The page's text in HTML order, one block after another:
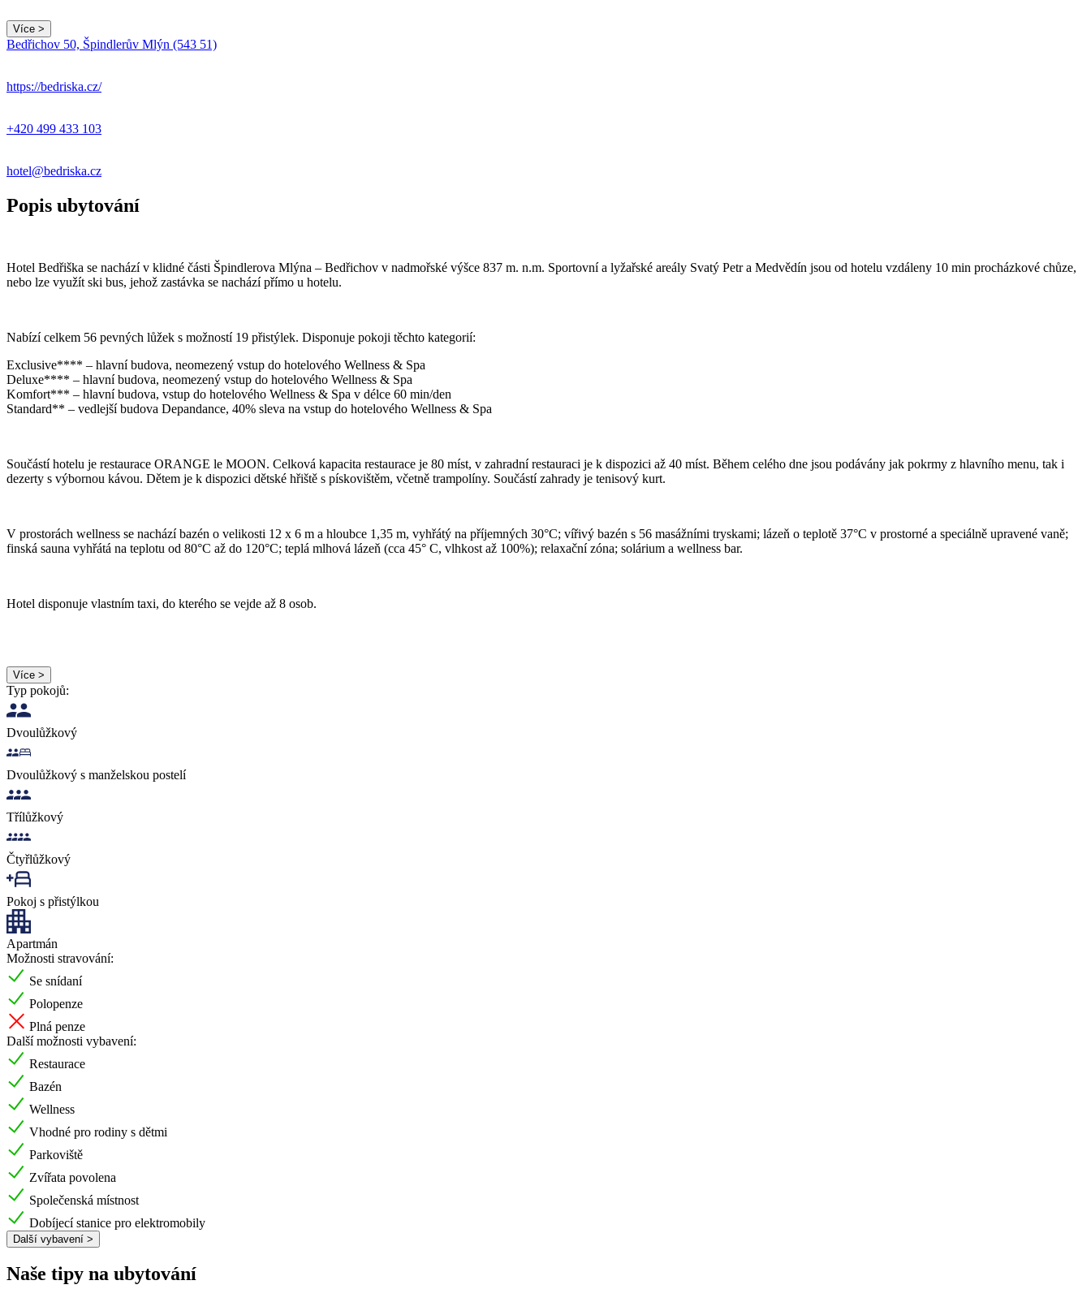
Více >
−
Bedřichov 50, Špindlerův Mlýn (543 51)
https://bedriska.cz/
+420 499 433 103
hotel@bedriska.cz
Popis ubytování
Hotel Bedřiška se nachází v klidné části Špindlerova Mlýna – Bedřichov v nadmořské výšce 837 m. n.m. Sportovní a lyžařské areály Svatý Petr a Medvědín jsou od hotelu vzdáleny 10 min procházkové chůze,
nebo lze využít ski bus, jehož zastávka se nachází přímo u hotelu.
Nabízí celkem 56 pevných lůžek s možností 19 přistýlek. Disponuje pokoji těchto kategorií:
Exclusive**** – hlavní budova, neomezený vstup do hotelového Wellness & Spa
Deluxe**** – hlavní budova, neomezený vstup do hotelového Wellness & Spa
Komfort*** – hlavní budova, vstup do hotelového Wellness & Spa v délce 60 min/den
Standard** – vedlejší budova Depandance, 40% sleva na vstup do hotelového Wellness & Spa
Součástí hotelu je restaurace ORANGE le MOON. Celková kapacita restaurace je 80 míst, v zahradní restauraci je k dispozici až 40 míst. Během celého dne jsou podávány jak pokrmy z hlavního menu, tak i
dezerty s výbornou kávou. Dětem je k dispozici dětské hřiště s pískovištěm, včetně trampolíny. Součástí zahrady je tenisový kurt.
V prostorách wellness se nachází bazén o velikosti 12 x 6 m a hloubce 1,35 m, vyhřátý na příjemných 30°C; vířivý bazén s 56 masážními tryskami; lázeň o teplotě 37°C v prostorné a speciálně upravené vaně;
finská sauna vyhřátá na teplotu od 80°C až do 120°C; teplá mlhová lázeň (cca 45° C, vlhkost až 100%); relaxační zóna; solárium a wellness bar.
Hotel disponuje vlastním taxi, do kterého se vejde až 8 osob.
Více >
Typ pokojů:
Dvoulůžkový
Dvoulůžkový s manželskou postelí
Třílůžkový
Čtyřlůžkový
Pokoj s přistýlkou
Apartmán
Možnosti stravování:
Se snídaní
Polopenze
Plná penze
Další možnosti vybavení:
Restaurace
Bazén
Wellness
Vhodné pro rodiny s dětmi
Parkoviště
Zvířata povolena
Společenská místnost
Dobíjecí stanice pro elektromobily
Další vybavení >
Naše tipy na ubytování